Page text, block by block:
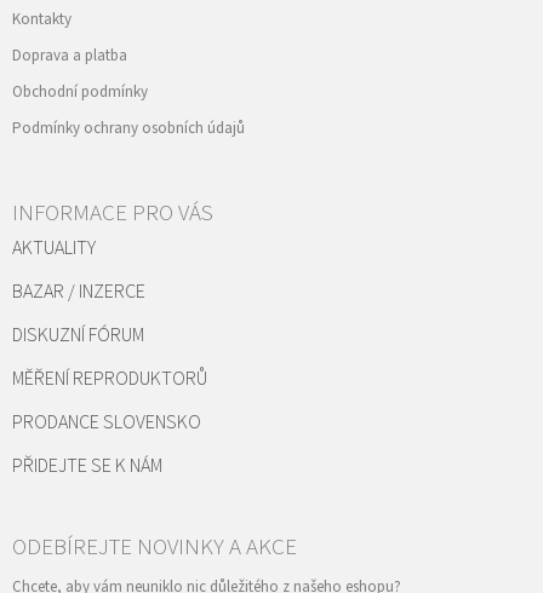
Kontakty
Doprava a platba
Obchodní podmínky
Podmínky ochrany osobních údajů
INFORMACE PRO VÁS
AKTUALITY
BAZAR / INZERCE
DISKUZNÍ FÓRUM
MĚŘENÍ REPRODUKTORŮ
PRODANCE SLOVENSKO
PŘIDEJTE SE K NÁM